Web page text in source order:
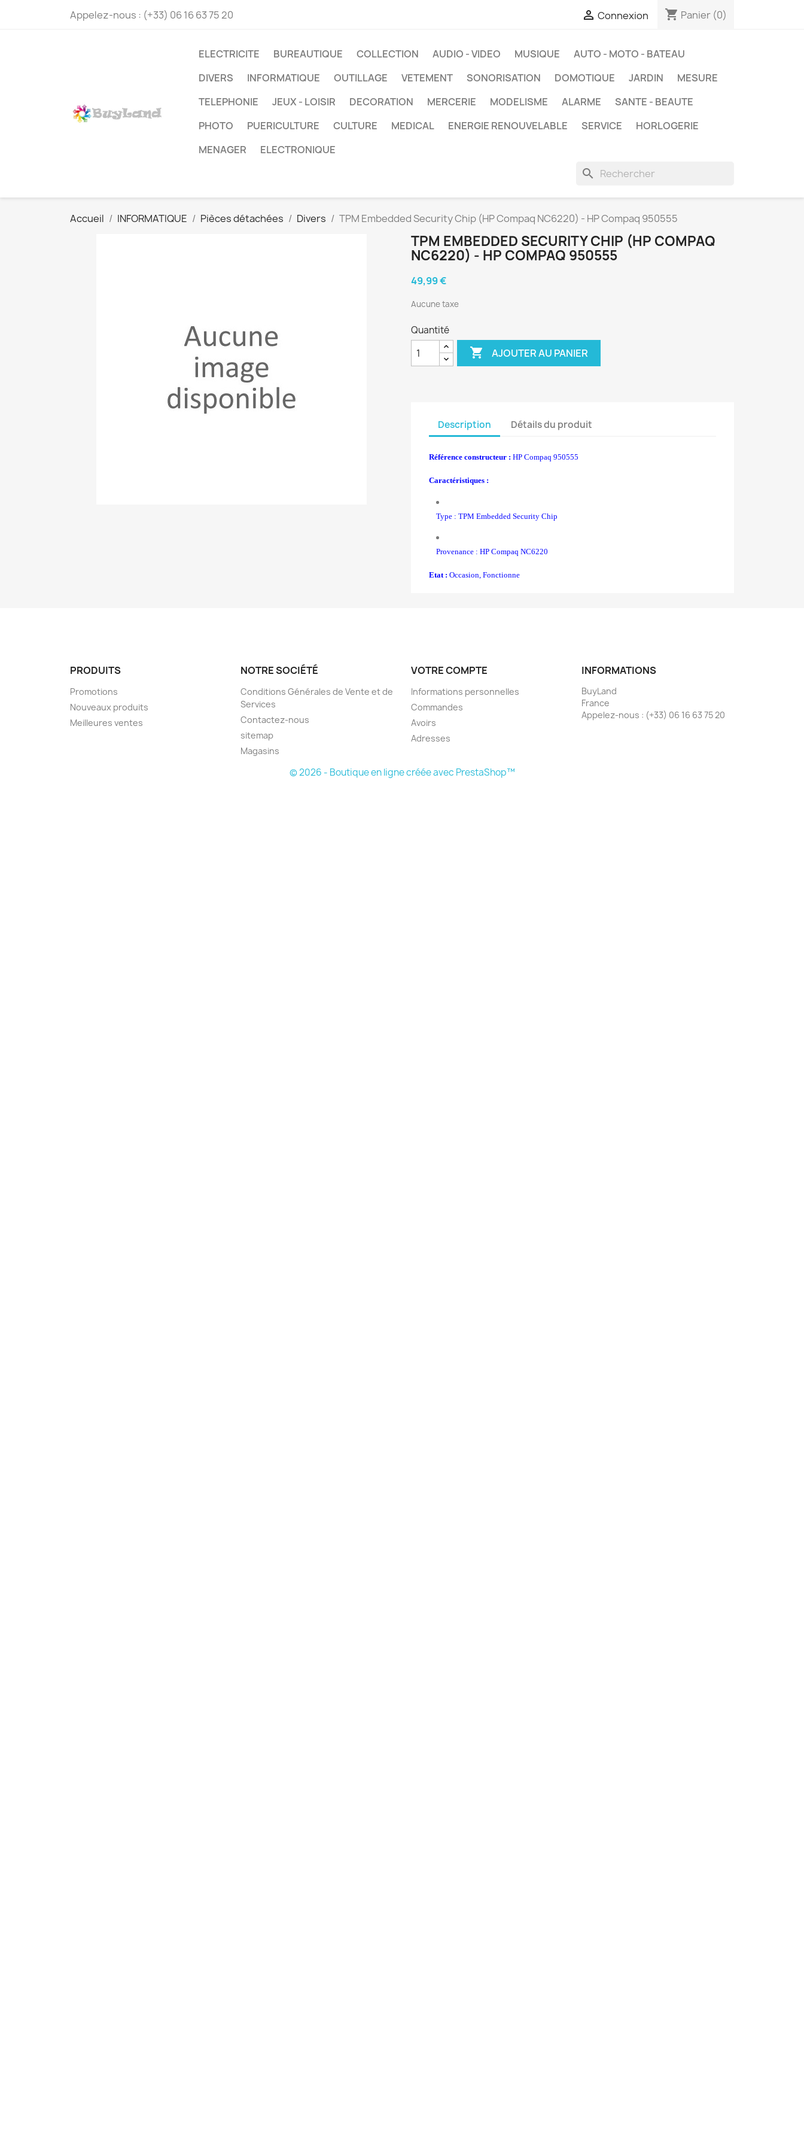
Appelez-nous : (+33) 06 16 63 75 20  Connexion shopping_cart Panier (0)
ELECTRICITE BUREAUTIQUE COLLECTION AUDIO - VIDEO MUSIQUE
AUTO - MOTO - BATEAU
DIVERS
INFORMATIQUE OUTILLAGE VETEMENT SONORISATION DOMOTIQUE JARDIN
MESURE
TELEPHONIE
JEUX - LOISIR DECORATION MERCERIE MODELISME ALARME
SANTE - BEAUTE
PHOTO
PUERICULTURE CULTURE MEDICAL ENERGIE RENOUVELABLE SERVICE
HORLOGERIE
MENAGER
ELECTRONIQUE
search
Accueil INFORMATIQUE Pièces détachées Divers TPM Embedded Security Chip (HP Compaq NC6220) - HP Compaq 950555
TPM EMBEDDED SECURITY CHIP (HP COMPAQ
NC6220) - HP COMPAQ 950555
49,99 €
Aucune taxe
Quantité
 AJOUTER AU PANIER
Description Détails du produit
Référence constructeur : HP Compaq 950555
Caractéristiques :
Type : TPM Embedded Security Chip
Provenance : HP Compaq NC6220
Etat : Occasion, Fonctionne
PRODUITS
Promotions
Nouveaux produits
Meilleures ventes
NOTRE SOCIÉTÉ
Conditions Générales de Vente et de
Services
Contactez-nous
sitemap
Magasins
VOTRE COMPTE
Informations personnelles
Commandes
Avoirs
Adresses
INFORMATIONS
BuyLand
France
Appelez-nous : (+33) 06 16 63 75 20
© 2026 - Boutique en ligne créée avec PrestaShop™